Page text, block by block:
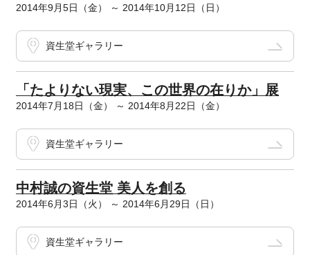
2014年9月5日（金） ～ 2014年10月12日（日）
資生堂ギャラリー
「たよりない現実、この世界の在りか」展
2014年7月18日（金） ～ 2014年8月22日（金）
資生堂ギャラリー
中村誠の資生堂 美人を創る
2014年6月3日（火） ～ 2014年6月29日（日）
資生堂ギャラリー